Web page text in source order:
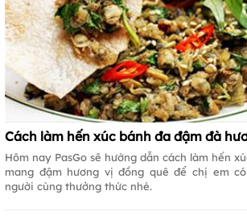
Cách làm hến xúc bánh đa đậm đà
Hôm nay PasGo sẽ hướng dẫn cách làm hến
mang đậm hương vị đồng quê để chị em
người cùng thưởng thức nhé.